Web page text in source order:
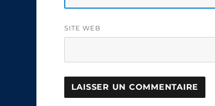
SITE WEB